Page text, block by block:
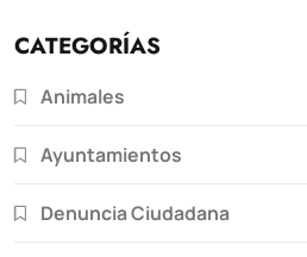
CATEGORÍAS
Animales
Ayuntamientos
Denuncia Ciudadana